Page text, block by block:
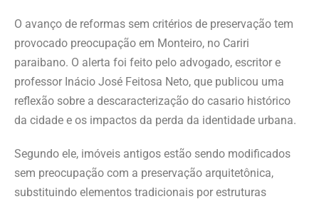
O avanço de reformas sem critérios de preservação tem
provocado preocupação em Monteiro, no Cariri
paraibano. O alerta foi feito pelo advogado, escritor e
professor Inácio José Feitosa Neto, que publicou uma
reflexão sobre a descaracterização do casario histórico
da cidade e os impactos da perda da identidade urbana.
Segundo ele, imóveis antigos estão sendo modificados
sem preocupação com a preservação arquitetônica,
substituindo elementos tradicionais por estruturas